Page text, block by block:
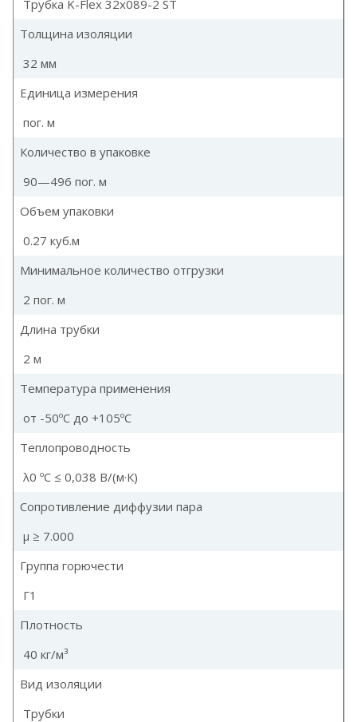
Трубка K-Flex 32x089-2 ST
Толщина изоляции
32 мм
Единица измерения
пог. м
Количество в упаковке
90—496 пог. м
Объем упаковки
0.27 куб.м
Минимальное количество отгрузки
2 пог. м
Длина трубки
2 м
Температура применения
от -50ºС до +105ºС
Теплопроводность
λ0 ºC ≤ 0,038 В/(м·К)
Сопротивление диффузии пара
µ ≥ 7.000
Группа горючести
Г1
Плотность
40 кг/м³
Вид изоляции
Трубки